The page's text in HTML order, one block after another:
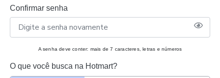
Confirmar senha
A senha deve conter: mais de 7 caracteres, letras e números
O que você busca na Hotmart?